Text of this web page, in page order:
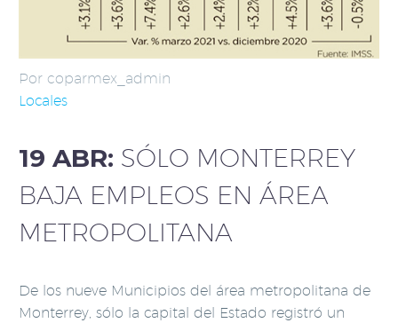
Por coparmex_admin
Locales
19 ABR: SÓLO MONTERREY
BAJA EMPLEOS EN ÁREA
METROPOLITANA
De los nueve Municipios del área metropolitana de
Monterrey, sólo la capital del Estado registró un